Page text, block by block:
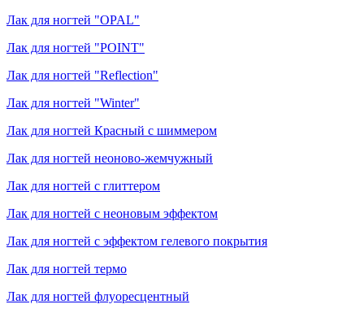
Лак для ногтей "OPAL"
Лак для ногтей "POINT"
Лак для ногтей "Reflection"
Лак для ногтей "Winter"
Лак для ногтей Красный с шиммером
Лак для ногтей неоново-жемчужный
Лак для ногтей с глиттером
Лак для ногтей с неоновым эффектом
Лак для ногтей с эффектом гелевого покрытия
Лак для ногтей термо
Лак для ногтей флуоресцентный